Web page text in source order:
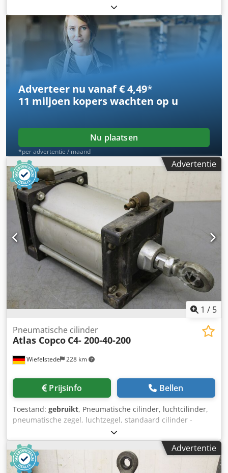
250 mm -Zuigerdiameter: 40 mm -Zuigerstang: 16 mm -
Prijs: per stuk -Aantal: 2 stuks -Afmetingen: 410/55/H55
mm -Gewicht: 1,5 kg/stuk Chjdpofbnkaofx An Uja
Adverteer nu vanaf € 4,49*
11 miljoen koperswachten op u
Nu plaatsen
*per advertentie / maand
Advertentie
1 / 5
Wiefelstede 228 km
Pneumatische cilinder
Atlas Copco C4- 200-40-200
Prijsinfo Bellen
Toestand: gebruikt, Pneumatische cilinder, luchtcilinder,
pneumatische zegel, luchtzegel, standaard cilinder -
Fabrikant: Atlas Copco, standaard cilinder type C4-200 40-
200 -Slag: 194 mm -Zuigerstang: Ø 40 mm -Totale
afmetingen: 220/265/H645 mm -Totaal gewicht: 24 kg
Cjdpegr E R Usfx An Usha
Advertentie